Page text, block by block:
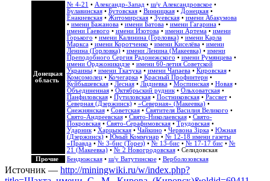
Донецкая
область
№ 4-21 • Александр-Запад • ш/у Александровское•
Булавинская• Бутовская• Винницкая• Донецкая•
Енакиевская• Житомирская• Зуевская• имени Абакумова
• имени Бажанова• имени Батова• имени Гагарина•
имени Гаевого • имени Изотова• имени Артема• имени
Горького • имени Калинина (Горловка)• имени Карла
Маркса• имени Коротченко • имени Киселёва• имени
Ленина (Горловка)• имени Ленина (Макеевка)• имени
Преподобного Сергия Радонежского • имени Румянцева•
имени Орджоникидзе• имени 60-летия Советской
Украины• имени Ткачука• имени Чапаева• Кировская•
Комсомолец• Кочегарка• Красный Профинтерн•
Куйбышевская• Лесная• Лидиевка• Моспинская• Новая•
Объединенная• Октябрьский рудник• Ольховатская•
Панфиловская• Путиловская• Постниковская• Рассвет•
Северная (Дзержинск)• «Северная» (Макеевка)•
Снежнянская• Советская• Святителя Василия Великого •
Свято-Андреевская• Свято-Николаевская• Свято-
Покровская• Свято-Серафимовская• Трудовская•
Ударник• Харцызская• Чайкино • Червона Зірка• Южная
(Дзержинск)• Юный Коммунар • № 12-18 имени газеты
«Правда• № 3-бис (Торез)• № 13-бис• № 17-17 бис• №
21 (Макеевка)• № 2 Новогродовская• Селидовская
Прочие
Бендюжская• ш/у Ватутинское• Верболозовская
Источник — http://miningwiki.ru/w/index.php?